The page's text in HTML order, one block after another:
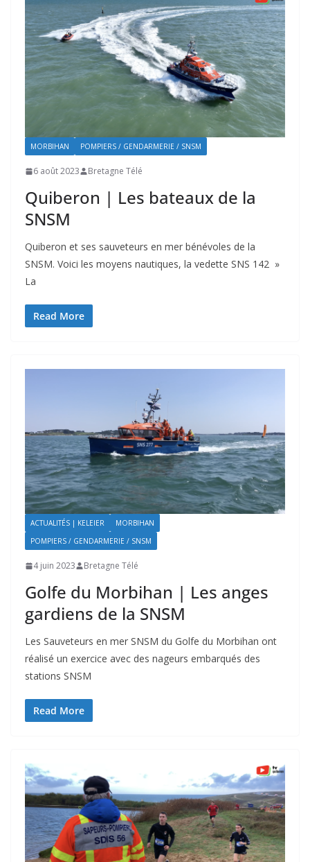
MORBIHAN POMPIERS / GENDARMERIE / SNSM
6 août 2023 Bretagne Télé
Quiberon | Les bateaux de la
SNSM
Quiberon et ses sauveteurs en mer bénévoles de la
SNSM. Voici les moyens nautiques, la vedette SNS 142 »
La
Read More
ACTUALITÉS | KELEIER
MORBIHAN
POMPIERS / GENDARMERIE / SNSM
4 juin 2023 Bretagne Télé
Golfe du Morbihan | Les anges
gardiens de la SNSM
Les Sauveteurs en mer SNSM du Golfe du Morbihan ont
réalisé un exercice avec des nageurs embarqués des
stations SNSM
Read More